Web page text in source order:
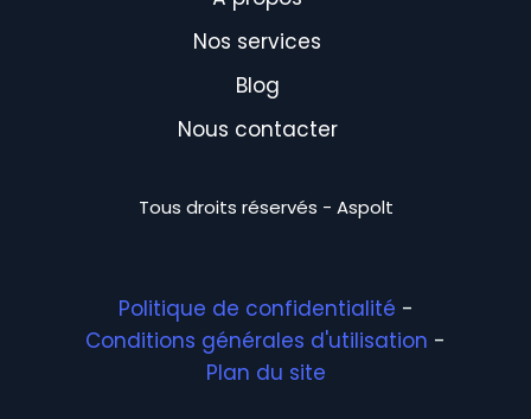
Nos services
Blog
Nous contacter
Tous droits réservés - Aspolt
Politique de confidentialité -
Conditions générales d'utilisation -
Plan du site